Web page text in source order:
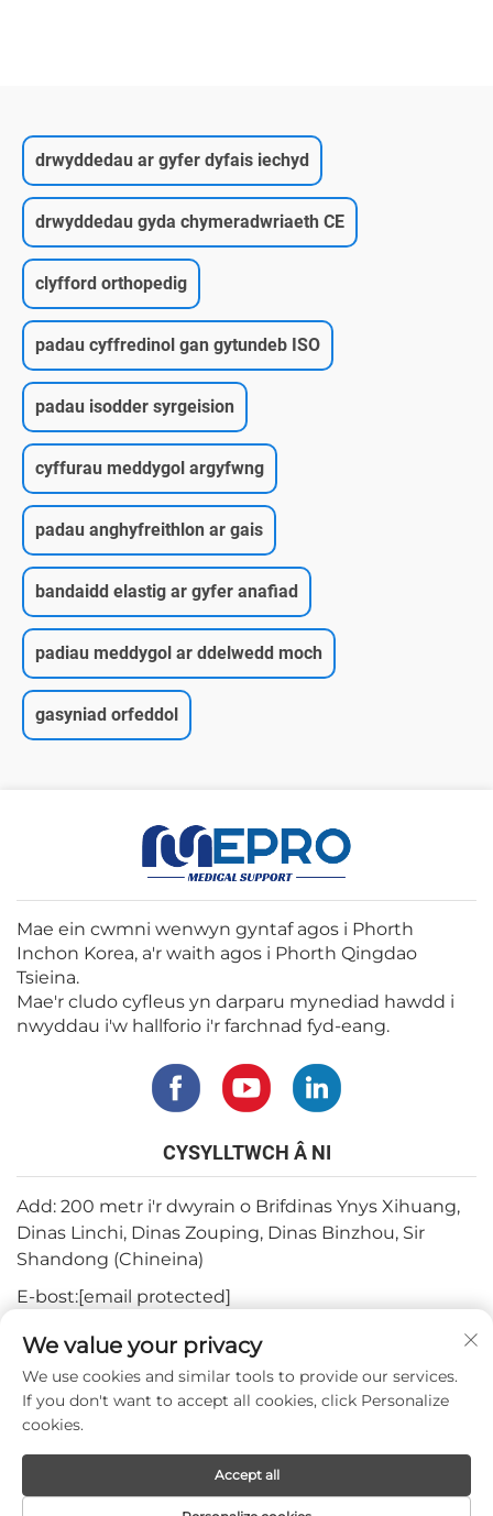
drwyddedau ar gyfer dyfais iechyd
drwyddedau gyda chymeradwriaeth CE
clyfford orthopedig
padau cyffredinol gan gytundeb ISO
padau isodder syrgeision
cyffurau meddygol argyfwng
padau anghyfreithlon ar gais
bandaidd elastig ar gyfer anafiad
padiau meddygol ar ddelwedd moch
gasyniad orfeddol
Mae ein cwmni wenwyn gyntaf agos i Phorth
Inchon Korea, a'r waith agos i Phorth Qingdao
Tsieina.
Mae'r cludo cyfleus yn darparu mynediad hawdd i
nwyddau i'w hallforio i'r farchnad fyd-eang.
CYSYLLTWCH Â NI
Add: 200 metr i'r dwyrain o Brifdinas Ynys Xihuang,
Dinas Linchi, Dinas Zouping, Dinas Binzhou, Sir
Shandong (Chineina)
E-bost:[email protected]
Ffôn:
+82-3180427370
Ffôn: +86-15564344404
Whatsapp:+82-1022396668
Hawlfraint © 2024 gan Mepro Medical Co.,Ltd.
We value your privacy
We use cookies and similar tools to provide our services.
If you don't want to accept all cookies, click Personalize
cookies.
Accept all